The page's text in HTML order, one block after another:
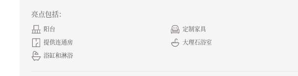
亮点包括：
阳台
定制家具
提供连通房
大理石浴室
浴缸和淋浴